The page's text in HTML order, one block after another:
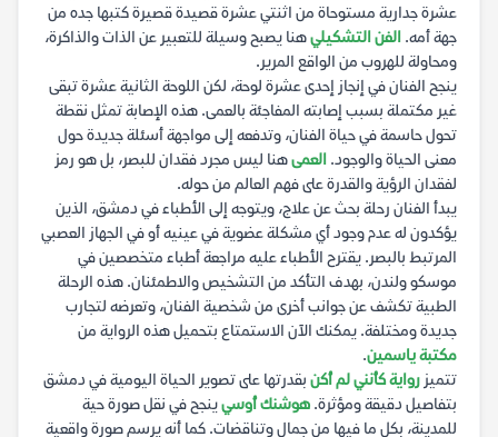
عشرة جدارية مستوحاة من اثنتي عشرة قصيدة قصيرة كتبها جده من
جهة أمه. الفن التشكيليهنا يصبح وسيلة للتعبير عن الذات والذاكرة،
ومحاولة للهروب من الواقع المرير.
ينجح الفنان في إنجاز إحدى عشرة لوحة، لكن اللوحة الثانية عشرة تبقى
غير مكتملة بسبب إصابته المفاجئة بالعمى. هذه الإصابة تمثل نقطة
تحول حاسمة في حياة الفنان، وتدفعه إلى مواجهة أسئلة جديدة حول
معنى الحياة والوجود. العمىهنا ليس مجرد فقدان للبصر، بل هو رمز
لفقدان الرؤية والقدرة على فهم العالم من حوله.
يبدأ الفنان رحلة بحث عن علاج، ويتوجه إلى الأطباء في دمشق، الذين
يؤكدون له عدم وجود أي مشكلة عضوية في عينيه أو في الجهاز العصبي
المرتبط بالبصر. يقترح الأطباء عليه مراجعة أطباء متخصصين في
موسكو ولندن، بهدف التأكد من التشخيص والاطمئنان. هذه الرحلة
الطبية تكشف عن جوانب أخرى من شخصية الفنان، وتعرضه لتجارب
جديدة ومختلفة. يمكنك الآن الاستمتاع بتحميل هذه الرواية من
مكتبة ياسمين.
تتميز رواية كأنني لم أكن بقدرتها على تصوير الحياة اليومية في دمشق
بتفاصيل دقيقة ومؤثرة. هوشنك أوسيينجح في نقل صورة حية
للمدينة، بكل ما فيها من جمال وتناقضات. كما أنه يرسم صورة واقعية